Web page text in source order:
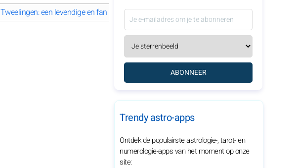
Tweelingen: een levendige en fantasierijke outfit Kreeft: een zachte en romantische
ABONNEER
Trendy astro-apps
Ontdek de populairste astrologie-, tarot- en
numerologie-apps van het moment op onze
site: